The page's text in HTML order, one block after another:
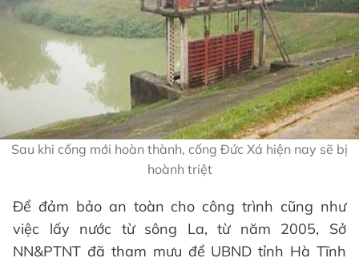
Sau khi cống mới hoàn thành, cống Đức Xá hiện nay sẽ bị
hoành triệt
Để đảm bảo an toàn cho công trình cũng như
việc lấy nước từ sông La, từ năm 2005, Sở
NN&PTNT đã tham mưu để UBND tỉnh Hà Tĩnh